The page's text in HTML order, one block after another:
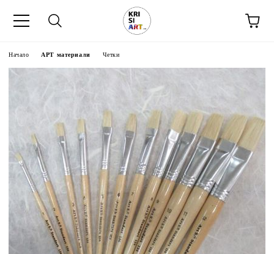
Начало АРТ материали Четки